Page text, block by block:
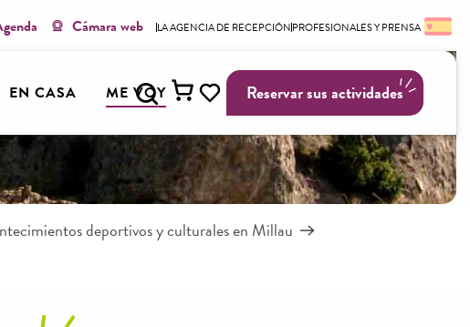
Reservar sus actividades
Voir les favoris
Buscar
Cámara web LA AGENCIA DE RECEPCIÓNPROFESIONALES Y PRENSA
EN CASA ME VOY
deportivos y culturales en Millau